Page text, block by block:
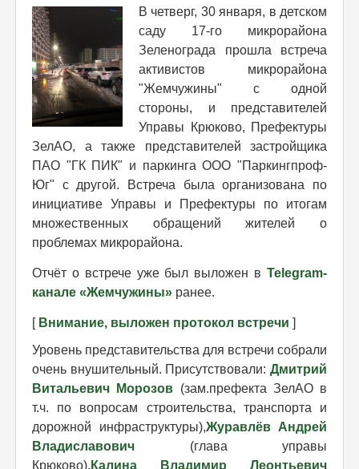
В четверг, 30 января, в детском
саду 17-го микрорайона
Зеленограда прошла встреча
активистов микрорайона
"Жемчужины" с одной
стороны, и представителей
Управы Крюково, Префектуры
ЗелАО, а также представителей застройщика
ПАО "ГК ПИК" и паркинга ООО "Паркингпроф-
Юг" с другой. Встреча была организована по
инициативе Управы и Префектуры по итогам
множественных обращений жителей о
проблемах микрорайона.
Отчёт о встрече уже был выложен в Telegram-
канале «Жемчужины» ранее.
[ Внимание, выложен протокол встречи ]
Уровень представительства для встречи собрали
очень внушительный. Присутствовали: Дмитрий
Витальевич Морозов (зам.префекта ЗелАО в
т.ч. по вопросам строительства, транспорта и
дорожной инфраструктуры),Журавлёв Андрей
Владиславович (глава управы
Крюково), Калина Владимир Леонтьевич